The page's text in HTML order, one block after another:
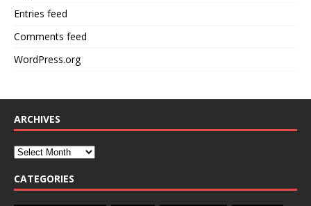
Entries feed
Comments feed
WordPress.org
ARCHIVES
CATEGORIES